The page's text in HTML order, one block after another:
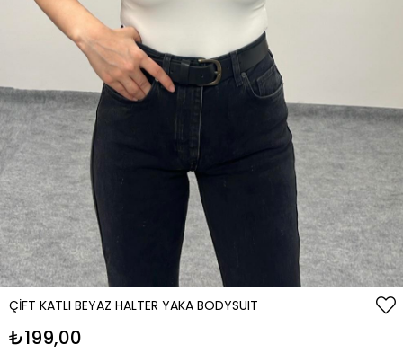
ÇIFT KATLI BEYAZ HALTER YAKA BODYSUIT
₺199,00